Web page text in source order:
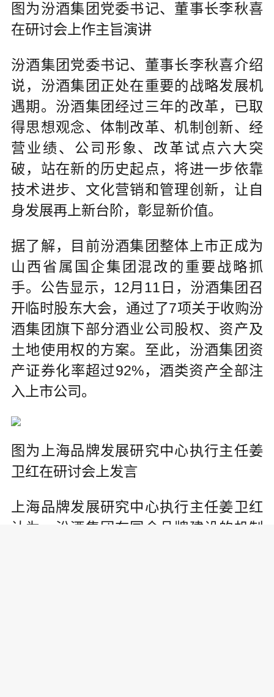
图为汾酒集团党委书记、董事长李秋喜
在研讨会上作主旨演讲
汾酒集团党委书记、董事长李秋喜介绍
说，汾酒集团正处在重要的战略发展机
遇期。汾酒集团经过三年的改革，已取
得思想观念、体制改革、机制创新、经
营业绩、公司形象、改革试点六大突
破，站在新的历史起点，将进一步依靠
技术进步、文化营销和管理创新，让自
身发展再上新台阶，彰显新价值。
据了解，目前汾酒集团整体上市正成为
山西省属国企集团混改的重要战略抓
手。公告显示，12月11日，汾酒集团召
开临时股东大会，通过了7项关于收购汾
酒集团旗下部分酒业公司股权、资产及
土地使用权的方案。至此，汾酒集团资
产证券化率超过92%，酒类资产全部注
入上市公司。
图为上海品牌发展研究中心执行主任姜
卫红在研讨会上发言
上海品牌发展研究中心执行主任姜卫红
认为，汾酒集团在国企品牌建设的机制